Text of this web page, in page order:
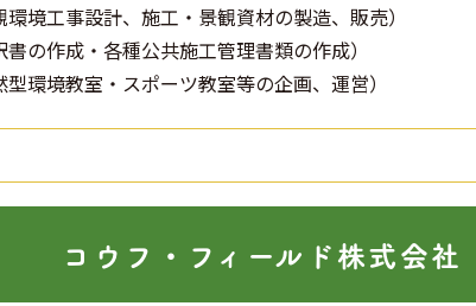
境工事設計、施工・景観資材の製造、販売）
の作成・各種公共施工管理書類の作成）
環境教室・スポーツ教室等の企画、運営）
コウフ・フィールド株式会社